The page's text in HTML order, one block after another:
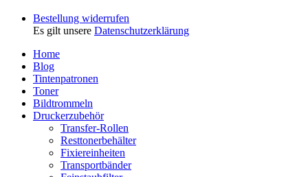
Bestellung widerrufen
Es gilt unsere Datenschutzerklärung
Home
Blog
Tintenpatronen
Toner
Bildtrommeln
Druckerzubehör
Transfer-Rollen
Resttonerbehälter
Fixiereinheiten
Transportbänder